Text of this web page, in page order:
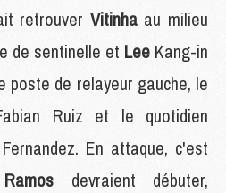
retrouver Vitinha au milieu
de sentinelle et Lee Kang-in
poste de relayeur gauche, le
Ruiz et le quotidien
Fernandez. En attaque, c'est
Ramos devraient débuter,